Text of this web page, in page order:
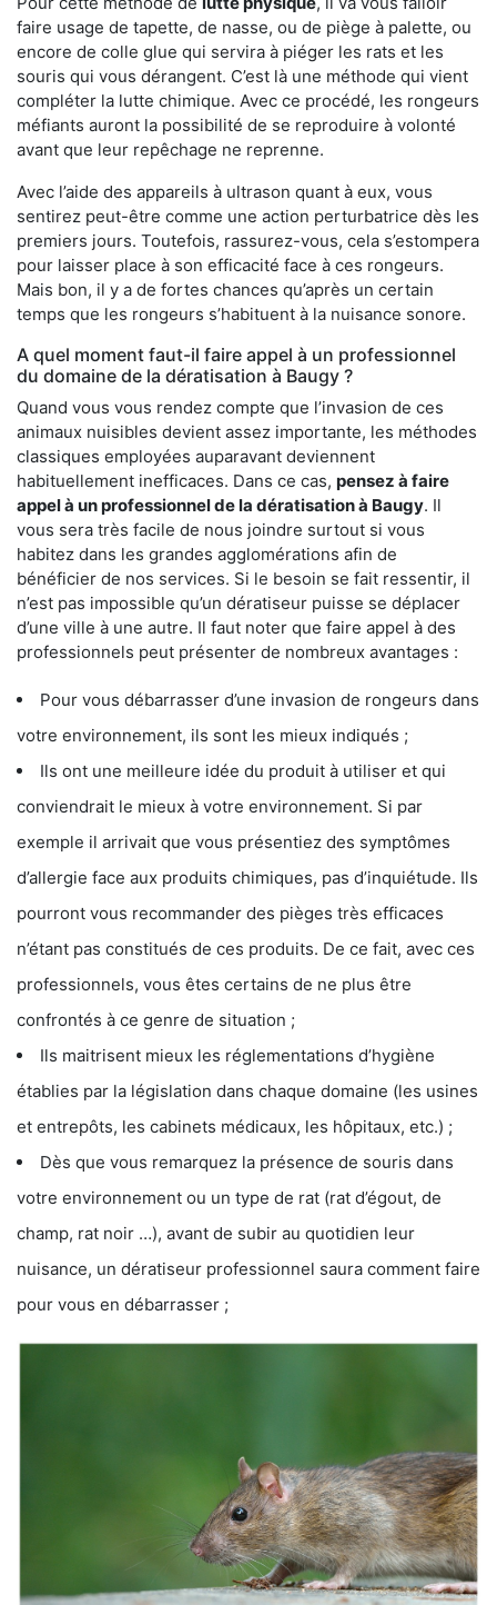
faire usage de tapette, de nasse, ou de piège à palette, ou
encore de colle glue qui servira à piéger les rats et les
souris qui vous dérangent. C’est là une méthode qui vient
compléter la lutte chimique. Avec ce procédé, les rongeurs
méfiants auront la possibilité de se reproduire à volonté
avant que leur repêchage ne reprenne.
Avec l’aide des appareils à ultrason quant à eux, vous
sentirez peut-être comme une action perturbatrice dès les
premiers jours. Toutefois, rassurez-vous, cela s’estompera
pour laisser place à son efficacité face à ces rongeurs.
Mais bon, il y a de fortes chances qu’après un certain
temps que les rongeurs s’habituent à la nuisance sonore.
A quel moment faut-il faire appel à un professionnel
du domaine de la dératisation à Baugy ?
Quand vous vous rendez compte que l’invasion de ces
animaux nuisibles devient assez importante, les méthodes
classiques employées auparavant deviennent
habituellement inefficaces. Dans ce cas, pensez à faire
appel à un professionnel de la dératisation à Baugy. Il
vous sera très facile de nous joindre surtout si vous
habitez dans les grandes agglomérations afin de
bénéficier de nos services. Si le besoin se fait ressentir, il
n’est pas impossible qu’un dératiseur puisse se déplacer
d’une ville à une autre. Il faut noter que faire appel à des
professionnels peut présenter de nombreux avantages :
Pour vous débarrasser d’une invasion de rongeurs dans
votre environnement, ils sont les mieux indiqués ;
Ils ont une meilleure idée du produit à utiliser et qui
conviendrait le mieux à votre environnement. Si par
exemple il arrivait que vous présentiez des symptômes
d’allergie face aux produits chimiques, pas d’inquiétude. Ils
pourront vous recommander des pièges très efficaces
n’étant pas constitués de ces produits. De ce fait, avec ces
professionnels, vous êtes certains de ne plus être
confrontés à ce genre de situation ;
Ils maitrisent mieux les réglementations d’hygiène
établies par la législation dans chaque domaine (les usines
et entrepôts, les cabinets médicaux, les hôpitaux, etc.) ;
Dès que vous remarquez la présence de souris dans
votre environnement ou un type de rat (rat d’égout, de
champ, rat noir …), avant de subir au quotidien leur
nuisance, un dératiseur professionnel saura comment faire
pour vous en débarrasser ;